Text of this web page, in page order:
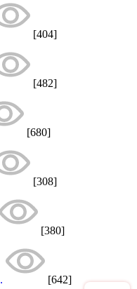
[404]
[482]
[680]
[308]
[380]
[642]